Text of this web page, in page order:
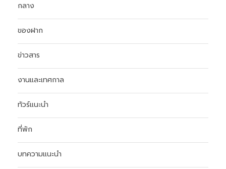
กลาง
ของฝาก
ข่าวสาร
งานและเทศกาล
ทัวร์แนะนำ
ที่พัก
บทความแนะนำ